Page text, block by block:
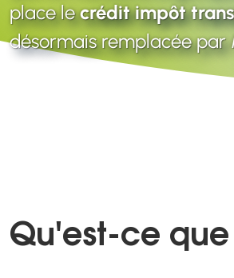
place lecrédit impôt
désormais remplacée par
Qu'est-ce que